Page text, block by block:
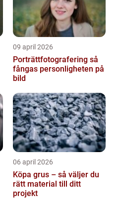
09 april 2026
Porträttfotografering så
fångas personligheten på
bild
06 april 2026
Köpa grus – så väljer du
rätt material till ditt
projekt